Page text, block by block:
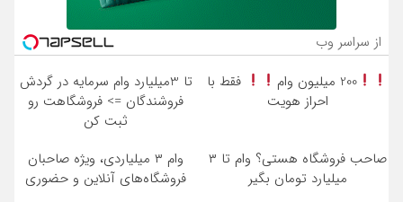
از سراسر وب
200 میلیون وام
فقط با
احراز هویت
تا 3میلیارد وام سرمایه در گردش
فروشندگان => فروشگاهت رو
ثبت کن
صاحب فروشگاه هستی؟ وام تا ۳
میلیارد تومان بگیر
وام ۳ میلیاردی، ویژه صاحبان
فروشگاه‌های آنلاین و حضوری